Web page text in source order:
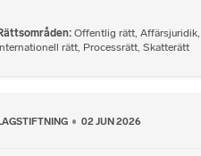
Offentlig rätt, Affärsjuridik,
rätt, Processrätt, Skatterätt
02 JUN 2026